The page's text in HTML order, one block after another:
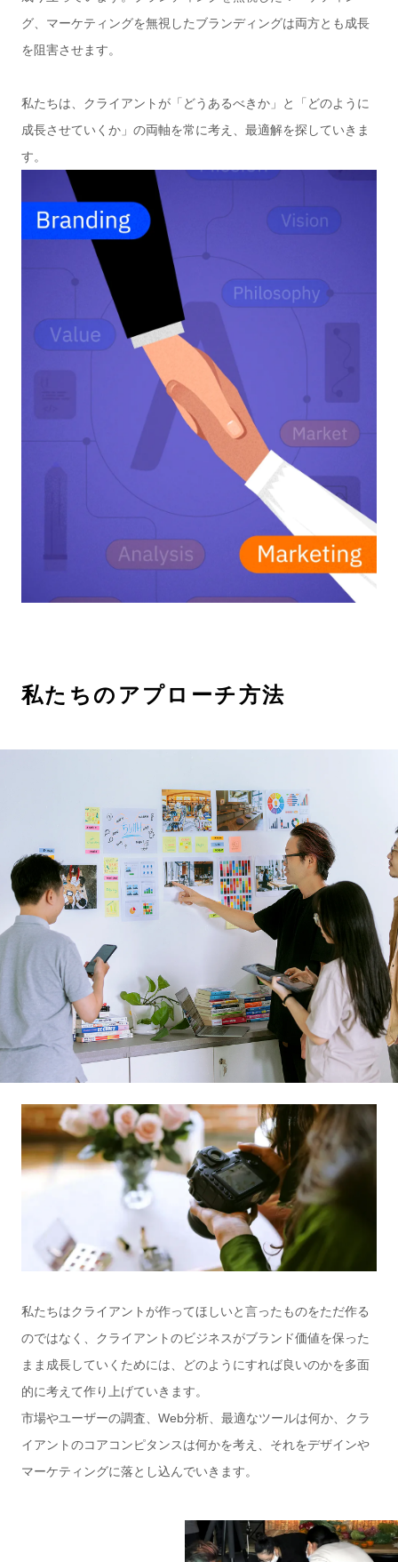
グ、マーケティングを無視したブランディングは両方とも成長
を阻害させます。
私たちは、クライアントが「どうあるべきか」と「どのように
成長させていくか」の両軸を常に考え、最適解を探していきま
す。
私た ち の アプロ ーチ方法
私たちはクライアントが作ってほしいと言ったものをただ作る
のではなく、クライアントのビジネスがブランド価値を保った
まま成長していくためには、どのようにすれば良いのかを多面
的に考えて作り上げていきます。
市場やユーザーの調査、Web分析、最適なツールは何か、クラ
イアントのコアコンピタンスは何かを考え、それをデザインや
マーケティングに落とし込んでいきます。